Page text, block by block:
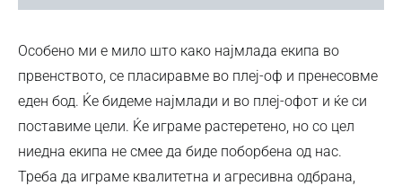
Особено ми е мило што како најмлада екипа во
првенството, се пласиравме во плеј-оф и пренесовме
еден бод. Ќе бидеме најмлади и во плеј-офот и ќе си
поставиме цели. Ќе играме растеретено, но со цел
ниедна екипа не смее да биде поборбена од нас.
Треба да играме квалитетна и агресивна одбрана,